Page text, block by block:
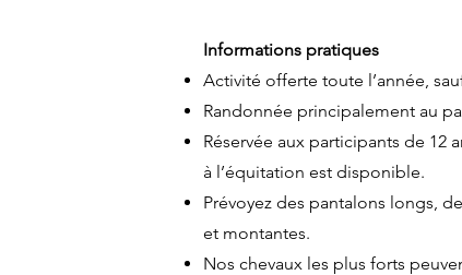
Informations pratiques
Activité offerte toute l’année,
Randonnée principalement au
Réservée aux participants de 12
à l’équitation est disponible.
Prévoyez des pantalons longs,
et montantes.
Nos chevaux les plus forts